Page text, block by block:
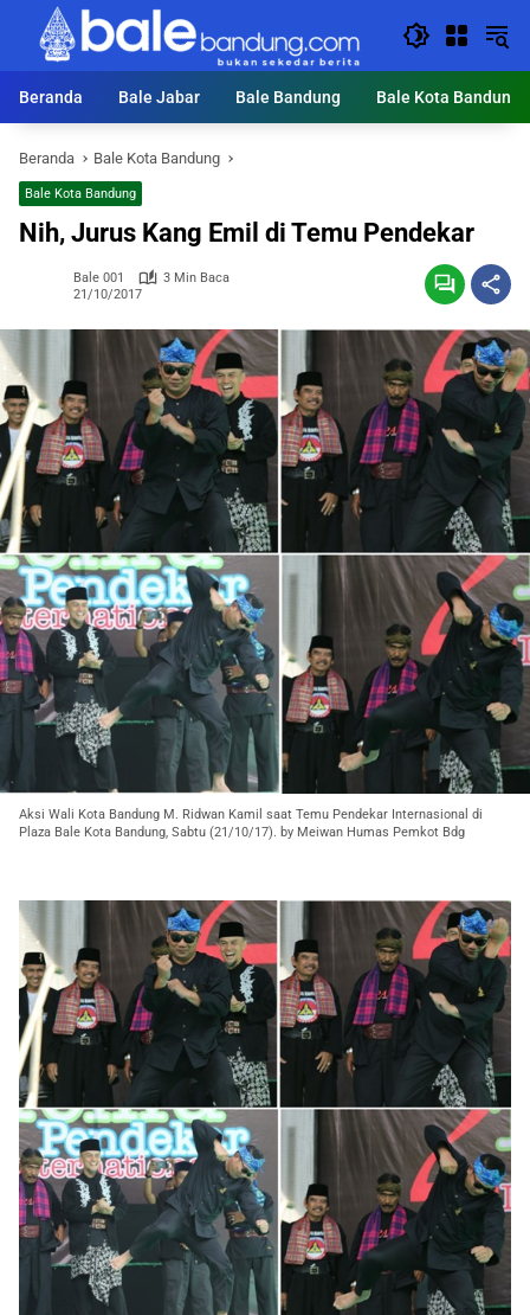
Langsung
konten
Beranda
Bale Jabar Bale Bandung Bale Kota Bandung
Beranda Bale Kota Bandung
Bale Kota Bandung
Nih, Jurus Kang Emil di Temu Pendekar
Bale 001
3 Min Baca
21/10/2017
Aksi Wali Kota Bandung M. Ridwan Kamil saat Temu Pendekar Internasional di
Plaza Bale Kota Bandung, Sabtu (21/10/17). by Meiwan Humas Pemkot Bdg